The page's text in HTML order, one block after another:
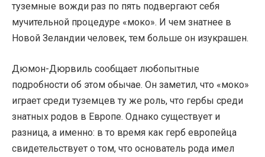
туземные вожди раз по пять подвергают себя
мучительной процедуре «моко». И чем знатнее в
Новой Зеландии человек, тем больше он изукрашен.
Дюмон-Дюрвиль сообщает любопытные
подробности об этом обычае. Он заметил, что «моко»
играет среди туземцев ту же роль, что гербы среди
знатных родов в Европе. Однако существует и
разница, а именно: в то время как герб европейца
свидетельствует о том, что основатель рода имел